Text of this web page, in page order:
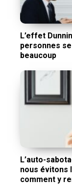
L’effet
personnes
beaucoup
L’auto-
nous évitons
comment y